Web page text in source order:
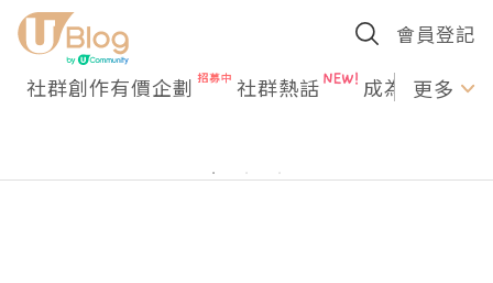
會員登記
社群創作有價企劃 社群熱話 成為U更多